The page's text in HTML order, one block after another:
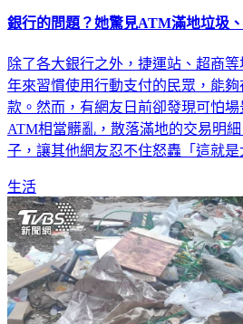
銀行的問題？她驚見ATM滿地垃圾
除了各大銀行之外，捷運站、超商
年來習慣使用行動支付的民眾，能
款。然而，有網友日前卻發現可怕
ATM相當髒亂，散落滿地的交易明
子，讓其他網友忍不住怒轟「這就是
生活